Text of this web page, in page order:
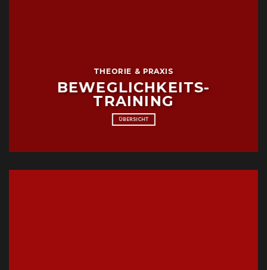
THEORIE & PRAXIS
BEWEGLICHKEITS-
TRAINING
ÜBERSICHT